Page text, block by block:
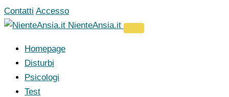
Vai
al
Contatti Accesso
NienteAnsia.it
Homepage
Disturbi
Psicologi
Test